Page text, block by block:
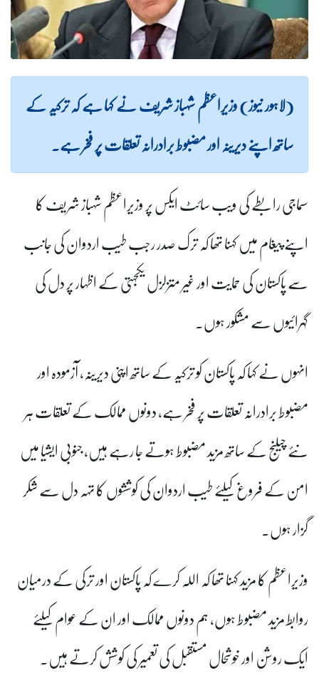
(لاہور نیوز) وزیراعظم شہباز شریف نے کہا ہے کہ ترکیہ کے
ساتھ اپنے دیرینہ اور مضبوط برادرانہ تعلقات پر فخر ہے۔
سماجی رابطے کی ویب سائٹ ایکس پر وزیراعظم شہباز شریف کا
اپنے پیغام میں کہنا تھا کہ ترک صدر رجب طیب اردوان کی جانب
سے پاکستان کی حمایت اور غیر متزلزل یکجہتی کے اظہار پر دل کی
گہرائیوں سے مشکور ہوں۔
انہوں نے کہا کہ پاکستان کو ترکیہ کے ساتھ اپنی دیرینہ، آزمودہ اور
مضبوط برادرانہ تعلقات پر فخر ہے، دونوں ممالک کے تعلقات ہر
نئے چیلنج کے ساتھ مزید مضبوط ہوتے جا رہے ہیں، جنوبی ایشیا میں
امن کے فروغ کیلئے طیب اردوان کی کوششوں کا تہہ دل سے شکر
گزار ہوں۔
وزیراعظم کا مزید کہنا تھا کہ اللہ کرے کہ پاکستان اور ترکی کے درمیان
روابط مزید مضبوط ہوں، ہم دونوں ممالک اور ان کے عوام کیلئے
ایک روشن اور خوشحال مستقبل کی تعمیر کی کوشش کرتے ہیں۔